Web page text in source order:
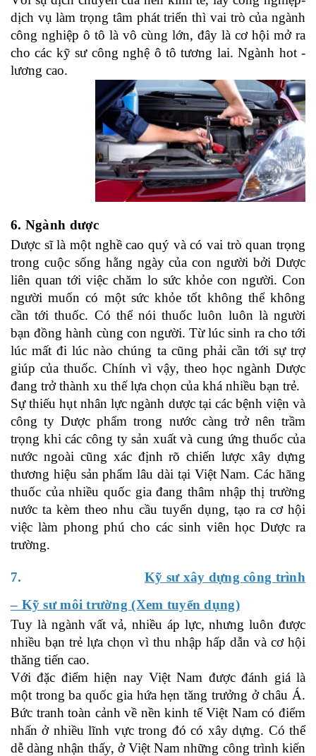
dịch vụ làm trọng tâm phát triển thì vai trò của ngành
công nghiệp ô tô là vô cùng lớn, đây là cơ hội mở ra
cho các kỹ sư công nghệ ô tô tương lai. Ngành hot -
lương cao.
6. Ngành dược
Dược sĩ là một nghề cao quý và có vai trò quan trọng
trong cuộc sống hằng ngày của con người bởi Dược
liên quan tới việc chăm lo sức khỏe con người. Con
người muốn có một sức khỏe tốt không thể không
cần tới thuốc. Có thể nói thuốc luôn luôn là người
bạn đồng hành cùng con người. Từ lúc sinh ra cho tới
lúc mất đi lúc nào chúng ta cũng phải cần tới sự trợ
giúp của thuốc. Chính vì vậy, theo học ngành Dược
đang trở thành xu thế lựa chọn của khá nhiều bạn trẻ.
Sự thiếu hụt nhân lực ngành dược tại các bệnh viện và
công ty Dược phẩm trong nước càng trở nên trầm
trọng khi các công ty sản xuất và cung ứng thuốc của
nước ngoài cũng xác định rõ chiến lược xây dựng
thương hiệu sản phẩm lâu dài tại Việt Nam. Các hãng
thuốc của nhiều quốc gia đang thâm nhập thị trường
nước ta kèm theo nhu cầu tuyển dụng, tạo ra cơ hội
việc làm phong phú cho các sinh viên học Dược ra
trường.
7. Kỹ sư xây dựng công trình
– Kỹ sư môi trường (Xem tuyển dụng)
Tuy là ngành vất vả, nhiều áp lực, nhưng luôn được
nhiều bạn trẻ lựa chọn vì thu nhập hấp dẫn và cơ hội
thăng tiến cao.
Với đặc điểm hiện nay Việt Nam được đánh giá là
một trong ba quốc gia hứa hẹn tăng trưởng ở châu Á.
Bức tranh toàn cảnh về nền kinh tế Việt Nam có điểm
nhấn ở nhiều lĩnh vực trong đó có xây dựng. Có thể
dễ dàng nhận thấy, ở Việt Nam những công trình kiến